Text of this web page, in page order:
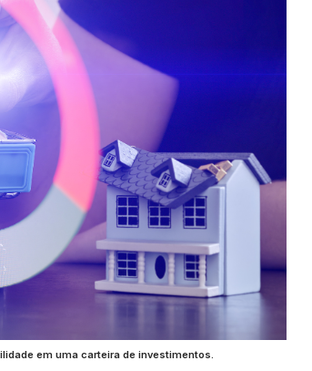
em uma carteira de investimentos.